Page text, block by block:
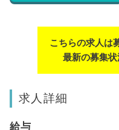
こちらの求人は
最新の募集状
求人詳細
給与